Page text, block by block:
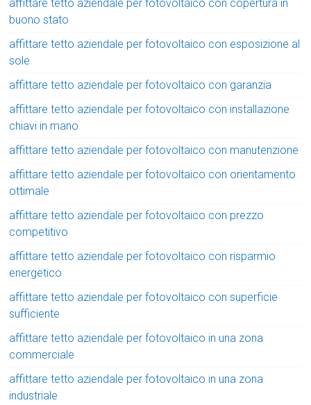
affittare tetto aziendale per fotovoltaico con copertura in
buono stato
affittare tetto aziendale per fotovoltaico con esposizione al
sole
affittare tetto aziendale per fotovoltaico con garanzia
affittare tetto aziendale per fotovoltaico con installazione
chiavi in mano
affittare tetto aziendale per fotovoltaico con manutenzione
affittare tetto aziendale per fotovoltaico con orientamento
ottimale
affittare tetto aziendale per fotovoltaico con prezzo
competitivo
affittare tetto aziendale per fotovoltaico con risparmio
energetico
affittare tetto aziendale per fotovoltaico con superficie
sufficiente
affittare tetto aziendale per fotovoltaico in una zona
commerciale
affittare tetto aziendale per fotovoltaico in una zona
industriale